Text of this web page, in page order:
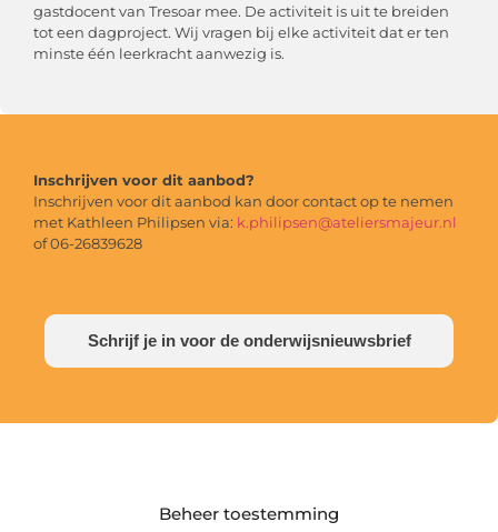
Beheer toestemming
gastdocent van Tresoar mee. De activiteit is uit te breiden
tot een dagproject. Wij vragen bij elke activiteit dat er ten
minste één leerkracht aanwezig is.
Inschrijven voor dit aanbod?
Inschrijven voor dit aanbod kan door contact op te nemen
met Kathleen Philipsen via: k.philipsen@ateliersmajeur.nl
of 06-26839628
Schrijf je in voor de onderwijsnieuwsbrief